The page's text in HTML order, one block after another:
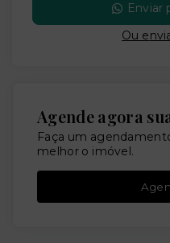
Enviar
Ou e
Agende agora
Faça um
melhor o imóvel.